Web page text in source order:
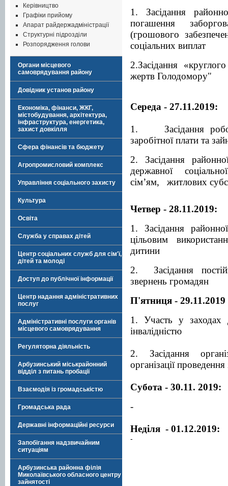
Керівництво
Графіки прийому
Апарат райдержадміністрації
Структурні підрозділи
Розпорядження голови
Органи місцевого
самоврядування району
Довідник установ району
Економіка, фінанси, ЖКГ,
містобудування, архітектура,
інфраструктура, енергетика,
захист довкілля
Сфера фінансів та бюджету
Агропромисловий комплекс
Управління соціального захисту
Культура
Освіта
Служба у справах дітей
Центр соціальних служб для сім'ї,
дітей та молоді
Доступ до публічної інформації
Центр надання адміністративних
послуг
Адміністративні послуги органів
місцевого самоврядування
Регуляторна діяльність
Арбузинський міськрайонний
відділ з питань пробації
Взаємодія із громадськістю
Громадська рада
Державні інформаційні ресурси
Запобігання надзвичайним
ситуаціям
Арбузинська районна філія
Миколаївського обласного центру
зайнятості
1. Засідання
погашення
(грошового
соціальних виплат
2.Засідання
жертв Голодомору"
Середа - 27.11.2019:
1. Засідання
заробітної плати та
2. Засідання
державної
сім’ям, житлових
Четвер - 28.11.2019:
1. Засідання
цільовим
дитини
2. Засідання
звернень громадян
П'ятниця - 29.11.2019
1. Участь у
інвалідністю
2. Засідання
організації
Субота - 30.11. 2019:
-
Неділя - 01.12.2019:
-